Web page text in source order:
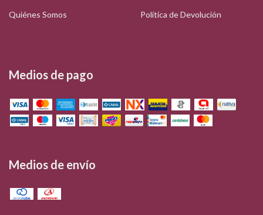
Quiénes Somos Política de Devolución
Medios de pago
Medios de envío